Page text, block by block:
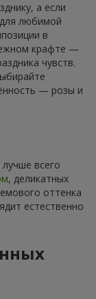
а если
любимой
в
крафте —
чувств.
— розы и
всего
, деликатных
оттенка
естественно